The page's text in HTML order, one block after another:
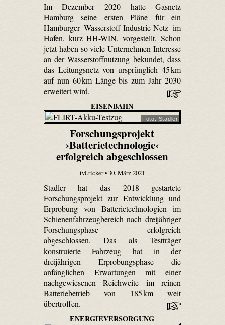
Im Dezember 2020 hatte Gasnetz
Hamburg seine ersten Pläne für ein
Hamburger Wasserstoff-Industrie-Netz im
Hafen, kurz HH-WIN, vorgestellt. Schon
jetzt haben so viele Unternehmen Interesse
an der Wasserstoffnutzung bekundet, dass
das Leitungsnetz von ursprünglich 45 km
auf nun 60 km Länge bis zum Jahr 2030
erweitert wird.
EISENBAHN
Foto: Stadler
Forschungsprojekt
›Batterietechnologie‹
erfolgreich abgeschlossen
tvi.ticker • 30. März 2021
Stadler hat das 2018 gestartete
Forschungsprojekt zur Entwicklung und
Erprobung von Batterietechnologien im
Schienenfahrzeugbereich nach dreijähriger
Forschungsphase erfolgreich
abgeschlossen. Das als Testträger
konstruierte Fahrzeug hat in der
dreijährigen Erprobungsphase die
anfänglichen Erwartungen mit einer
nachgewiesenen Reichweite im reinen
Batteriebetrieb von 185 km weit
übertroffen.
ENERGIEVERSORGUNG